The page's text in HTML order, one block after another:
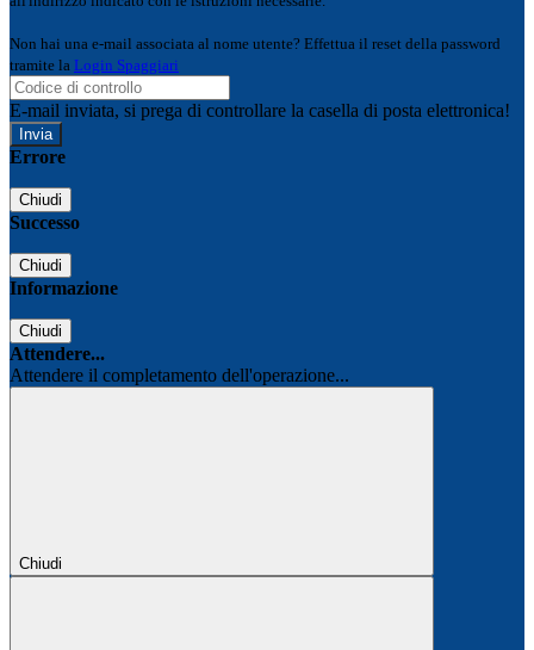
Non hai una e-mail associata al nome utente? Effettua il reset della password
tramite la Login Spaggiari
E-mail inviata, si prega di controllare la casella di posta elettronica!
Errore
Chiudi
Successo
Chiudi
Informazione
Chiudi
Attendere...
Attendere il completamento dell'operazione...
Chiudi